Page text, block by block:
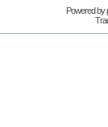
Powered by